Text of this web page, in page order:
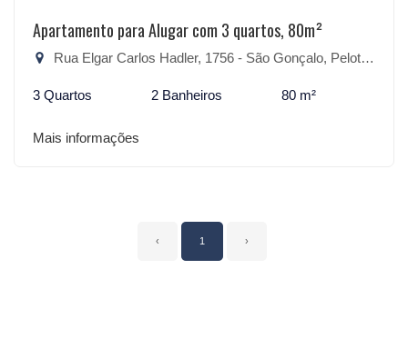
Apartamento para Alugar com 3 quartos, 80m²
Rua Elgar Carlos Hadler, 1756 - São Gonçalo, Pelotas-RS
3 Quartos 2 Banheiros 80 m²
Mais informações
‹ 1 ›